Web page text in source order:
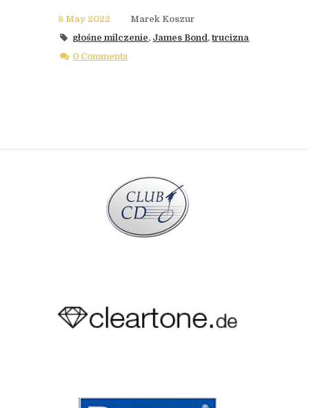
8 May 2022
Marek Koszur
głośne milczenie, James Bond,trucizna
0 Comments